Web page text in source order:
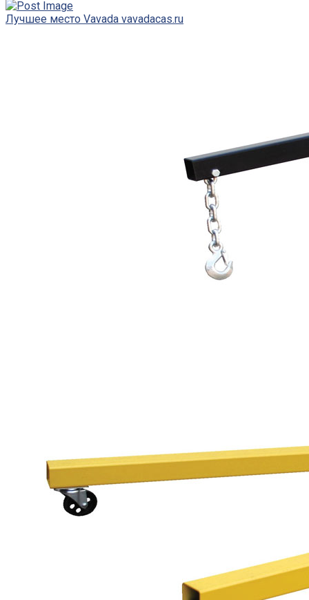
Лучшее место Vavada vavadacas.ru